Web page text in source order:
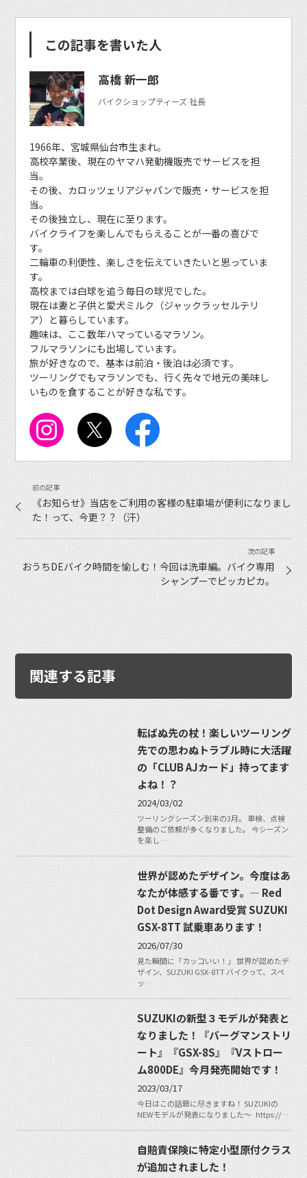
この記事を書いた人
高橋 新一郎
バイクショップティーズ 社長
1966年、宮城県仙台市生まれ。
高校卒業後、現在のヤマハ発動機販売でサービスを担
当。
その後、カロッツェリアジャパンで販売・サービスを担
当。
その後独立し、現在に至ります。
バイクライフを楽しんでもらえることが一番の喜びで
す。
二輪車の利便性、楽しさを伝えていきたいと思っていま
す。
高校までは白球を追う毎日の球児でした。
現在は妻と子供と愛犬ミルク（ジャックラッセルテリ
ア）と暮らしています。
趣味は、ここ数年ハマっているマラソン。
フルマラソンにも出場しています。
旅が好きなので、基本は前泊・後泊は必須です。
ツーリングでもマラソンでも、行く先々で地元の美味し
いものを食することが好きな私です。
《お知らせ》当店をご利用の客様の駐車場が便利になりまし
た！って、今更？？（汗）
おうちDEバイク時間を愉しむ！今回は洗車編。バイク専用
シャンプーでピッカピカ。
関連する記事
転ばぬ先の杖！楽しいツーリング
先での思わぬトラブル時に大活躍
の「CLUB AJカード」持ってます
よね！？
2024/03/02
ツーリングシーズン到来の3月。 車検、点検
整備のご依頼が多くなりました。 今シーズン
を楽し…
世界が認めたデザイン。今度はあ
なたが体感する番です。― Red
Dot Design Award受賞 SUZUKI
GSX-8TT 試乗車あります！
2026/07/30
見た瞬間に「カッコいい！」 世界が認めたデ
ザイン、SUZUKI GSX-8TT バイクって、スペ
ッ…
SUZUKIの新型３モデルが発表と
なりました！『バーグマンストリ
ート』『GSX-8S』『Vストロー
ム800DE』今月発売開始です！
2023/03/17
今日はこの話題に尽きますね！ SUZUKIの
NEWモデルが発表になりました〜 https://…
自賠責保険に特定小型原付クラス
が追加されました！